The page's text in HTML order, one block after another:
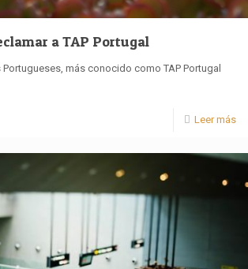
a TAP Portugal
más conocido como TAP Portugal
Leer más